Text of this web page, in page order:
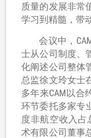
质量的发展非常
学习到精髓，带
会议中，
士从公司制度、
化阐述公司整体
总监徐文玲女士
多年来CAM以合
环节委托多家专
度非航空收入占
术有限公司董事